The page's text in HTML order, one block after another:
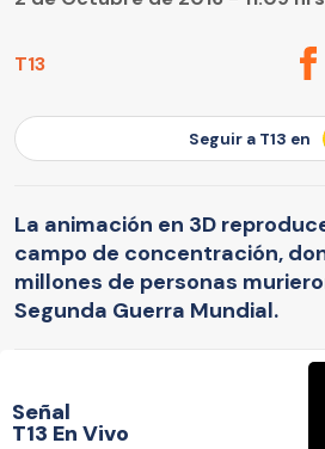
T13
Seguir a T13 en
La animación en 3D
campo de concentración,
millones de personas
Segunda Guerra Mundial.
Señal
T13 En Vivo